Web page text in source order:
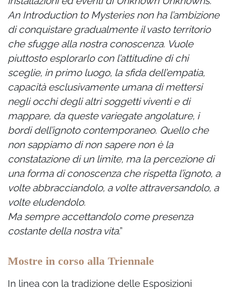
An Introduction to Mysteries non ha l’ambizione
di conquistare gradualmente il vasto territorio
che sfugge alla nostra conoscenza. Vuole
piuttosto esplorarlo con l’attitudine di chi
sceglie, in primo luogo, la sfida dell’empatia,
capacità esclusivamente umana di mettersi
negli occhi degli altri soggetti viventi e di
mappare, da queste variegate angolature, i
bordi dell’ignoto contemporaneo. Quello che
non sappiamo di non sapere non è la
constatazione di un limite, ma la percezione di
una forma di conoscenza che rispetta l’ignoto, a
volte abbracciandolo, a volte attraversandolo, a
volte eludendolo.
Ma sempre accettandolo come presenza
costante della nostra vita.”
Mostre in corso alla Triennale
In linea con la tradizione delle Esposizioni